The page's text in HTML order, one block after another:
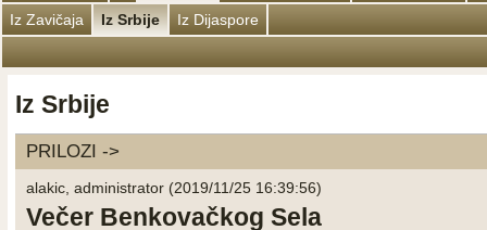
Iz Zavičaja Iz Srbije Iz Dijaspore
Iz Srbije
PRILOZI ->
alakic, administrator (2019/11/25 16:39:56)
Večer Benkovačkog Sela